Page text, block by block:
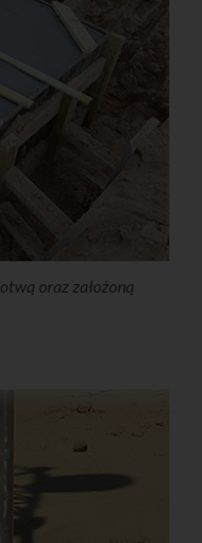
oraz założoną